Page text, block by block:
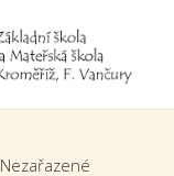
Nezařazené